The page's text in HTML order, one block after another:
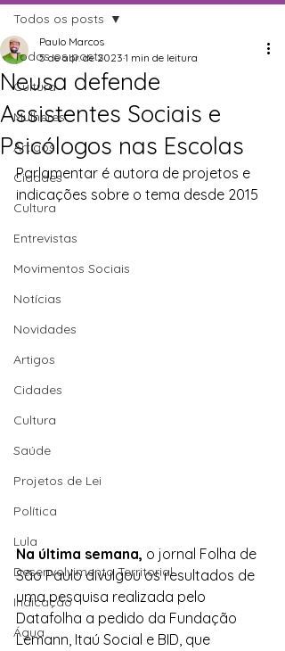
Todos os posts
Cultura
Mulheres
Artigos
Cidades
Cultura
Entrevistas
Movimentos Sociais
Notícias
Novidades
Artigos
Cidades
Cultura
Saúde
Projetos de Lei
Política
Lula
Desenvolvimento Territorial
Indicação
Água
Todos os posts
Neusa defende
Assistentes Sociais e
Psicólogos nas Escolas
Paulo Marcos
5 de abr. de 2023 1 min de leitura
Parlamentar é autora de projetos e
indicações sobre o tema desde 2015
Na última semana, o jornal Folha de
São Paulo divulgou os resultados de
uma pesquisa realizada pelo
Datafolha a pedido da Fundação
Lemann, Itaú Social e BID, que